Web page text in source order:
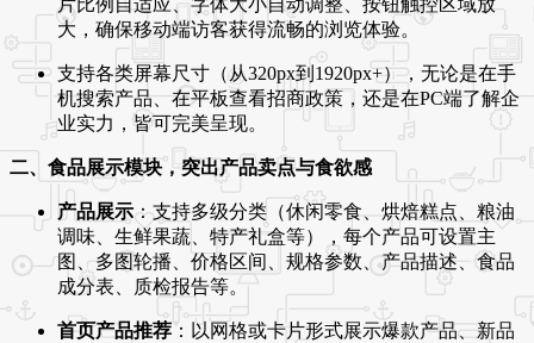
大，确保移动端访客获得流畅的浏览体验。
支持各类屏幕尺寸（从320px到1920px+），无论是在手
机搜索产品、在平板查看招商政策，还是在PC端了解企
业实力，皆可完美呈现。
二、食品展示模块，突出产品卖点与食欲感
产品展示 ：支持多级分类（休闲零食、烘焙糕点、粮油
调味、生鲜果蔬、特产礼盒等），每个产品可设置主
图、多图轮播、价格区间、规格参数、产品描述、食品
成分表、质检报告等。
首页产品推荐：以网格或卡片形式展示爆款产品、新品